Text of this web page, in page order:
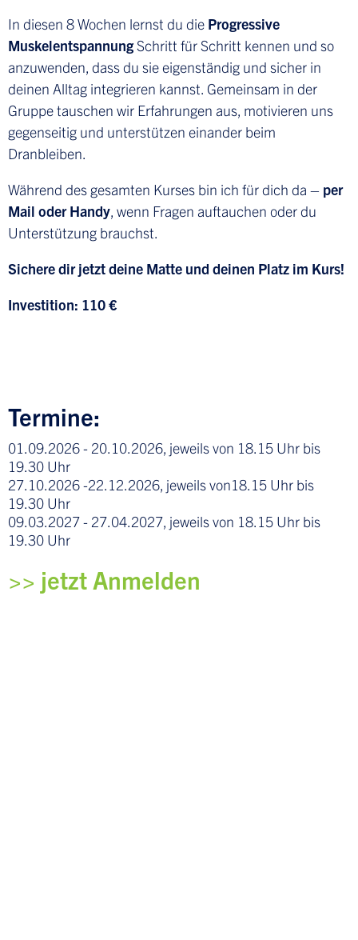
In diesen 8 Wochen lernst du die Progressive
MuskelentspannungSchritt für Schritt kennen und so
anzuwenden, dass du sie eigenständig und sicher in
deinen Alltag integrieren kannst. Gemeinsam in der
Gruppe tauschen wir Erfahrungen aus, motivieren uns
gegenseitig und unterstützen einander beim
Dranbleiben.
Während des gesamten Kurses bin ich für dich da – per
Mail oder Handy, wenn Fragen auftauchen oder du
Unterstützung brauchst.
Sichere dir jetzt deine Matte und deinen Platz im Kurs!
Investition: 110 €
Termine:
01.09.2026 - 20.10.2026, jeweils von 18.15 Uhr bis
19.30 Uhr
27.10.2026 -22.12.2026, jeweils von18.15 Uhr bis
19.30 Uhr
09.03.2027 - 27.04.2027, jeweils von 18.15 Uhr bis
19.30 Uhr
>> jetzt Anmelden